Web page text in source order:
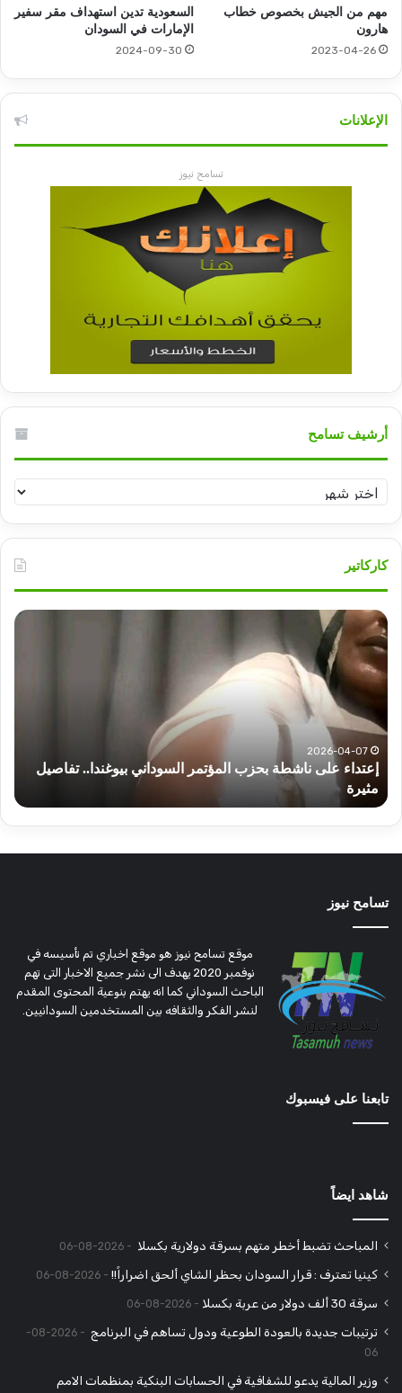
مهم من الجيش بخصوص خطاب
هارون
2023-04-26
السعودية تدين استهداف مقر سفير
الإمارات في السودان
2024-09-30
الإعلانات
تسامح نيوز
أرشيف تسامح
أرشيف
تسامح
كاركاتير
بيوغندا.. تفاصيل
أخبار
2025-07-01
أهم عناوين أخبار السودان اليوم الثلاثاء
تسامح نيوز
موقع تسامح نيوز هو موقع اخباري تم تأسيسه في
نوفمبر 2020 يهدف الى نشر جميع الاخبار التى تهم
الباحث السوداني كما انه يهتم بنوعية المحتوى المقدم
لنشر الفكر والثقافه بين المستخدمين السودانيين.
تابعنا على فيسبوك
شاهد ايضاً
المباحث تضبط أخطر متهم بسرقة دولارية بكسلا 2026-08-06
كينيا تعترف : قرار السودان بحظر الشاي ألحق اضراراً!! 2026-08-06
سرقة 30 ألف دولار من عربة بكسلا 2026-08-06
ترتيبات جديدة بالعودة الطوعية ودول تساهم في البرنامج
2026-08-
06
وزير المالية يدعو للشفافية في الحسابات البنكية بمنظمات الامم